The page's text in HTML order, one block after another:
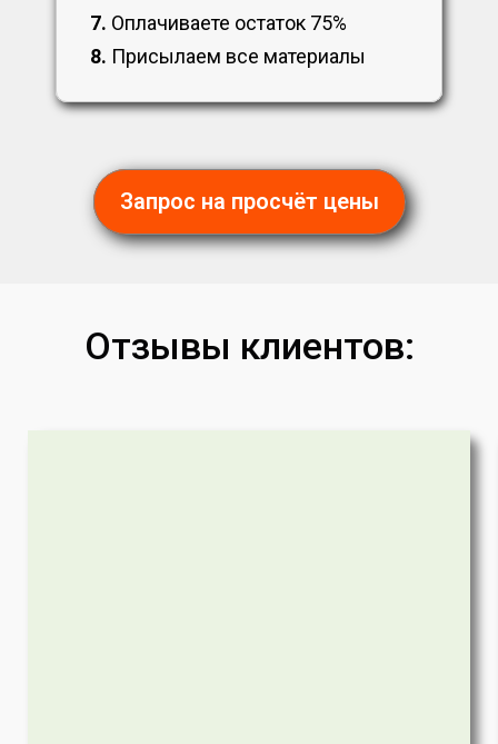
7. Оплачиваете остаток 75%
8. Присылаем все материалы
Запрос на просчёт цены
Отзывы клиентов: